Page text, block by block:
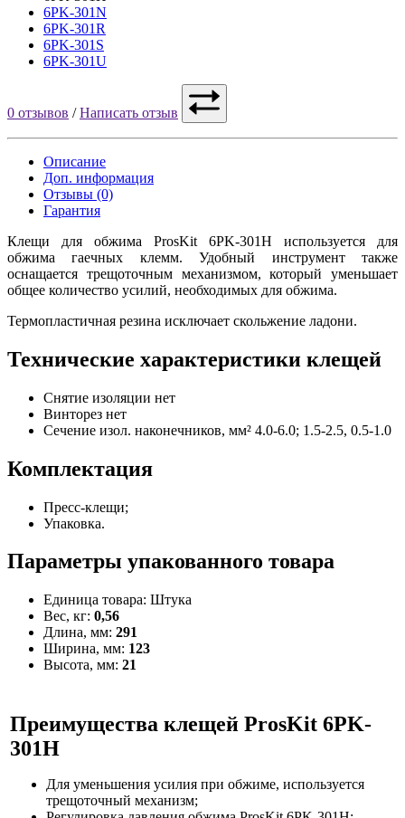
6PK-301N
6PK-301R
6PK-301S
6PK-301U
0 отзывов /Написать отзыв
Описание
Доп. информация
Отзывы (0)
Гарантия
Клещи для обжима ProsKit 6PK-301H используется для
обжима гаечных клемм. Удобный инструмент также
оснащается трещоточным механизмом, который уменьшает
общее количество усилий, необходимых для обжима.
Термопластичная резина исключает скольжение ладони.
Технические характеристики клещей
Снятие изоляции нет
Винторез нет
Сечение изол. наконечников, мм² 4.0-6.0; 1.5-2.5, 0.5-1.0
Комплектация
Пресс-клещи;
Упаковка.
Параметры упакованного товара
Единица товара: Штука
Вес, кг: 0,56
Длина, мм: 291
Ширина, мм: 123
Высота, мм: 21
Преимущества клещей ProsKit 6PK-
301H
Для уменьшения усилия при обжиме, используется
трещоточный механизм;